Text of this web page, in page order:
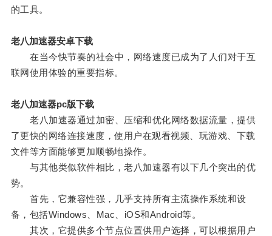
的工具。
老八加速器安卓下载
在当今快节奏的社会中，网络速度已成为了人们对于互
联网使用体验的重要指标。
老八加速器pc版下载
老八加速器通过加密、压缩和优化网络数据流量，提供
了更快的网络连接速度，使用户在观看视频、玩游戏、下载
文件等方面能够更加顺畅地操作。
与其他类似软件相比，老八加速器有以下几个突出的优
势。
首先，它兼容性强，几乎支持所有主流操作系统和设
备，包括Windows、Mac、iOS和Android等。
其次，它提供多个节点位置供用户选择，可以根据用户